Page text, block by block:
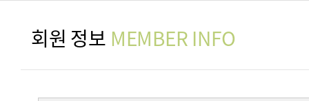
회원 정보 MEMBER INFO